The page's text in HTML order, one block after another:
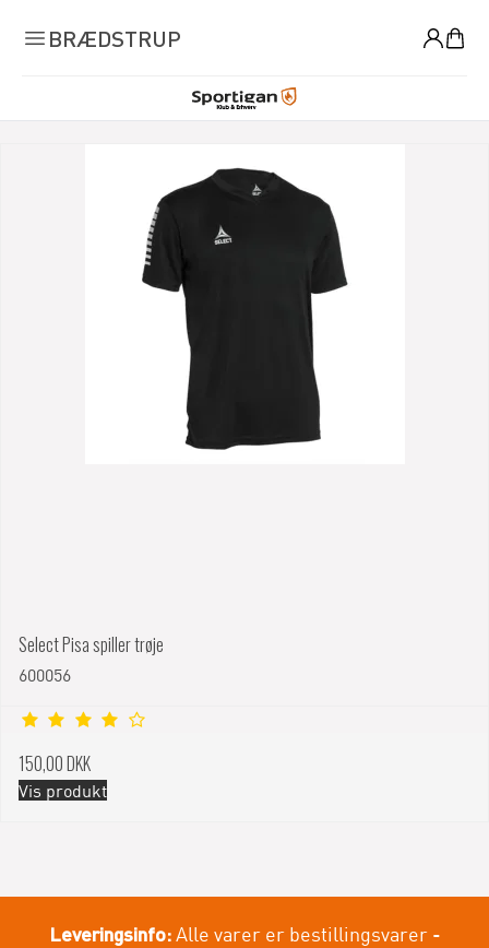
BRÆDSTRUP
Select Pisa spiller trøje
600056
150,00 DKK
Vis produkt
Leveringsinfo:Alle varer er bestillingsvarer -